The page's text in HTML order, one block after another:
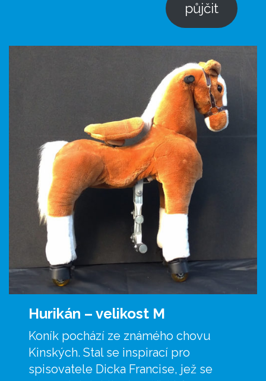
půjčit
Hurikán –velikost M
Koník pochází ze známého chovu
Kinských. Stal se inspirací pro
spisovatele Dicka Francise, jež se